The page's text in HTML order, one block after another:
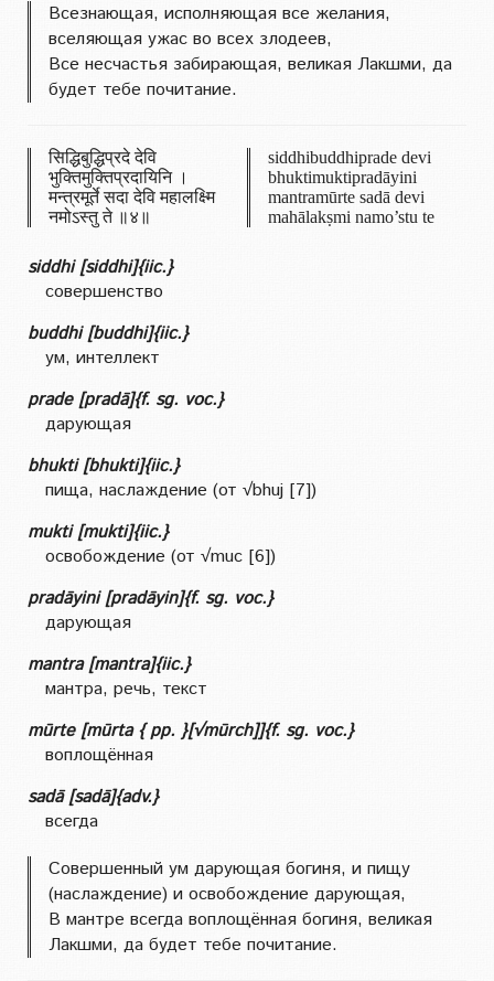
Всезнающая, исполняющая все желания,
вселяющая ужас во всех злодеев,
Все несчастья забирающая, великая Лакшми, да
будет тебе почитание.
सिद्धिबुद्धिप्रदे देवि
भुक्तिमुक्तिप्रदायिनि ।
मन्त्रमूर्ते सदा देवि महालक्ष्मि
नमोऽस्तु ते ॥४॥
siddhibuddhiprade devi
bhuktimuktipradāyini
mantramūrte sadā devi
mahālakṣmi namo’stu te
siddhi [siddhi]{iic.}
совершенство
buddhi [buddhi]{iic.}
ум, интеллект
prade [pradā]{f. sg. voc.}
дарующая
bhukti [bhukti]{iic.}
пища, наслаждение (от √bhuj [7])
mukti [mukti]{iic.}
освобождение (от √muc [6])
pradāyini [pradāyin]{f. sg. voc.}
дарующая
mantra [mantra]{iic.}
мантра, речь, текст
mūrte [mūrta { pp. }[√mūrch]]{f. sg. voc.}
воплощённая
sadā [sadā]{adv.}
всегда
Совершенный ум дарующая богиня, и пищу
(наслаждение) и освобождение дарующая,
В мантре всегда воплощённая богиня, великая
Лакшми, да будет тебе почитание.